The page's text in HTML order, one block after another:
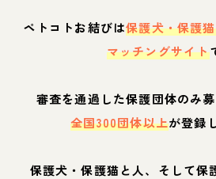
ペトコトお結びは保護犬・保護
マッチングサイト
審査を通過した保護団体のみ募
全国300団体以上が登録
保護犬・保護猫と人、そして保